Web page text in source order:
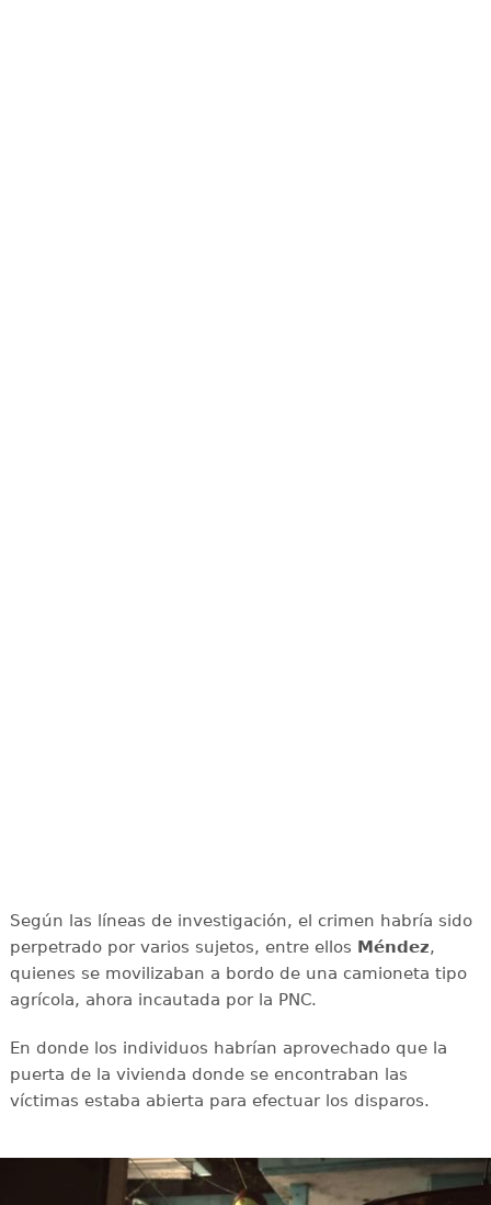
Según las líneas de investigación, el crimen habría sido
perpetrado por varios sujetos, entre ellos Méndez,
quienes se movilizaban a bordo de una camioneta tipo
agrícola, ahora incautada por la PNC.
En donde los individuos habrían aprovechado que la
puerta de la vivienda donde se encontraban las
víctimas estaba abierta para efectuar los disparos.